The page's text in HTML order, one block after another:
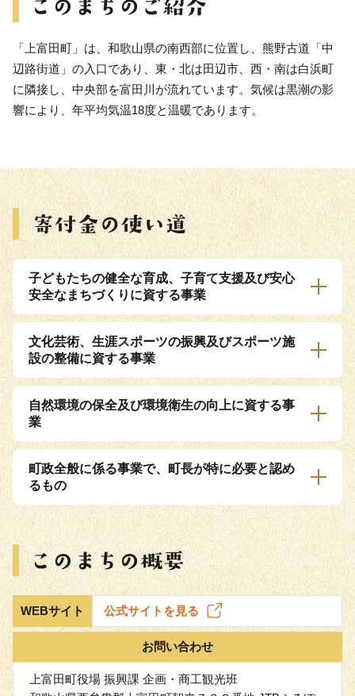
「上富田町」は、和歌山県の南西部に位置し、熊野古道「中
辺路街道」の入口であり、東・北は田辺市、西・南は白浜町
に隣接し、中央部を富田川が流れています。気候は黒潮の影
響により、年平均気温18度と温暖であります。
子どもたちの健全な育成、子育て支援及び安心
安全なまちづくりに資する事業
文化芸術、生涯スポーツの振興及びスポーツ施
設の整備に資する事業
自然環境の保全及び環境衛生の向上に資する事
業
町政全般に係る事業で、町長が特に必要と認め
るもの
WEBサイト 公式サイトを見る
お問い合わせ
上富田町役場 振興課 企画・商工観光班